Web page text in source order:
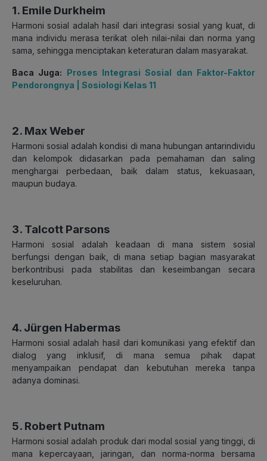
1. Emile Durkheim
Harmoni sosial adalah hasil dari integrasi sosial yang kuat, di
mana individu merasa terikat oleh nilai-nilai dan norma yang
sama, sehingga menciptakan keteraturan dalam masyarakat.
Baca Juga: Proses Integrasi Sosial dan Faktor-Faktor
Pendorongnya | Sosiologi Kelas 11
2. Max Weber
Harmoni sosial adalah kondisi di mana hubungan antarindividu
dan kelompok didasarkan pada pemahaman dan saling
menghargai perbedaan, baik dalam status, kekuasaan,
maupun budaya.
3. Talcott Parsons
Harmoni sosial adalah keadaan di mana sistem sosial
berfungsi dengan baik, di mana setiap bagian masyarakat
berkontribusi pada stabilitas dan keseimbangan secara
keseluruhan.
4. Jürgen Habermas
Harmoni sosial adalah hasil dari komunikasi yang efektif dan
dialog yang inklusif, di mana semua pihak dapat
menyampaikan pendapat dan kebutuhan mereka tanpa
adanya dominasi.
5. Robert Putnam
Harmoni sosial adalah produk dari modal sosial yang tinggi, di
mana kepercayaan, jaringan, dan norma-norma bersama